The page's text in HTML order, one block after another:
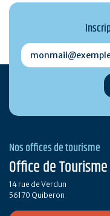
Nos offices de tourisme
Office de
14 rue de Verdun
56170 Quiberon